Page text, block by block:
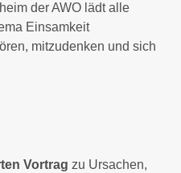
der AWO lädt alle
Einsamkeit
mitzudenken und sich
Vortrag zu Ursachen,